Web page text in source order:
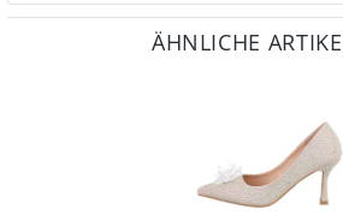
ÄHNLICHE